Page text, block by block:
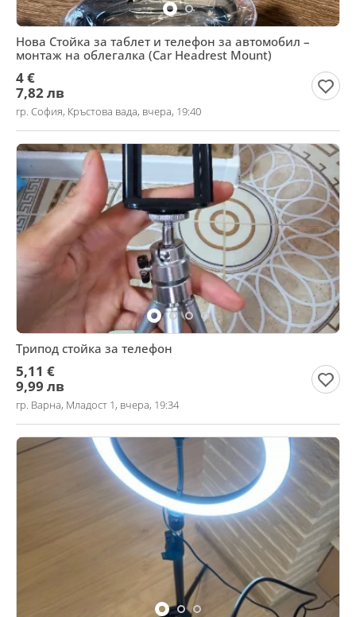
Нова Стойка за таблет и телефон за автомобил –
монтаж на облегалка (Car Headrest Mount)
4 €
7,82 лв
гр. София, Кръстова вада, вчера, 19:40
Трипод стойка за телефон
5,11 €
9,99 лв
гр. Варна, Младост 1, вчера, 19:34